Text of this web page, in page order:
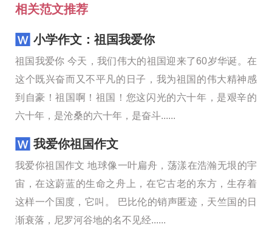
相关范文推荐
小学作文：祖国我爱你
祖国我爱你 今天，我们伟大的祖国迎来了60岁华诞。在
这个既兴奋而又不平凡的日子，我为祖国的伟大精神感
到自豪！祖国啊！祖国！您这闪光的六十年，是艰辛的
六十年，是沧桑的六十年，是奋斗......
我爱你祖国作文
我爱你祖国作文 地球像一叶扁舟，荡漾在浩瀚无垠的宇
宙，在这蔚蓝的生命之舟上，在它古老的东方，生存着
这样一个国度，它叫。 巴比伦的销声匿迹，天竺国的日
渐衰落，尼罗河谷地的名不见经......